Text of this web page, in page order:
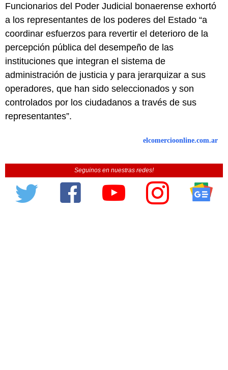
Funcionarios del Poder Judicial bonaerense exhortó
a los representantes de los poderes del Estado “a
coordinar esfuerzos para revertir el deterioro de la
percepción pública del desempeño de las
instituciones que integran el sistema de
administración de justicia y para jerarquizar a sus
operadores, que han sido seleccionados y son
controlados por los ciudadanos a través de sus
representantes”.
elcomercioonline.com.ar
Seguinos en nuestras redes!